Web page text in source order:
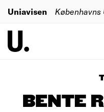
Uniavisen
BENTE